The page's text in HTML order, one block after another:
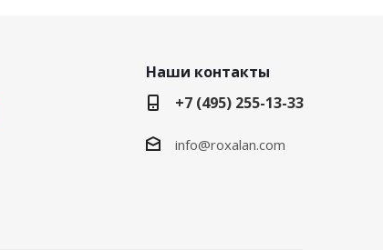
Наши контакты
+7 (495) 255-13-33
info@roxalan.com